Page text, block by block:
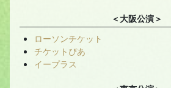
＜大阪公演＞
ローソンチケット
チケットぴあ
イープラス